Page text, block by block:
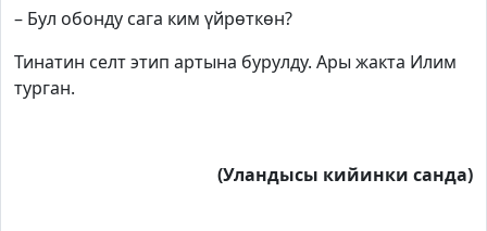
– Бул обонду сага ким үйрөткөн?
Тинатин селт этип артына бурулду. Ары жакта Илим
турган.
(Уландысы кийинки санда)